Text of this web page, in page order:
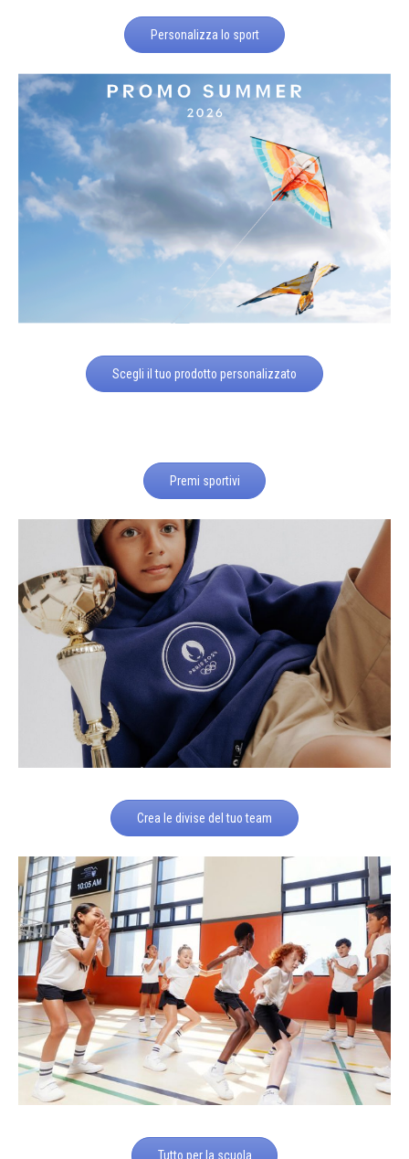
Personalizza lo sport
Scegli il tuo prodotto personalizzato
Premi sportivi
Crea le divise del tuo team
Tutto per la scuola